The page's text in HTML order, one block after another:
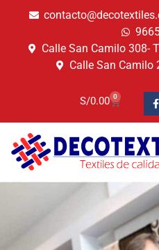
Calle San Camilo 308-
Calle San Camilo
S/0.00 0